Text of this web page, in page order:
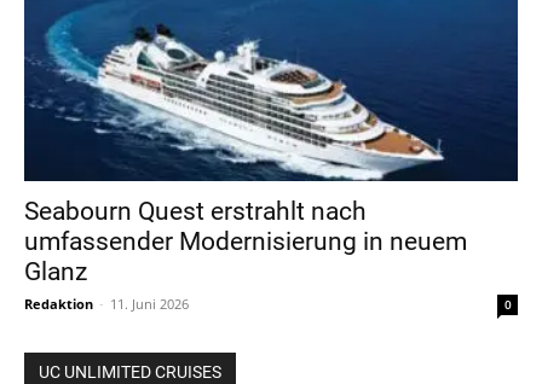
Seabourn Quest erstrahlt nach
umfassender Modernisierung in neuem
Glanz
Redaktion - 11. Juni 2026 0
UC UNLIMITED CRUISES